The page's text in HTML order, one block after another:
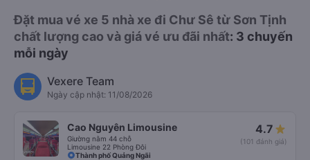
Đặt mua vé xe 5 nhà xe đi Chư Sê từ Sơn Tịnh
chất lượng cao và giá vé ưu đãi nhất: 3 chuyến
mỗi ngày
Vexere Team
Ngày cập nhật: 11/08/2026
Cao Nguyên Limousine
Giường nằm 44 chỗ
Limousine 22 Phòng Đôi
4.7
(101 đánh giá)
Thành phố Quảng Ngãi